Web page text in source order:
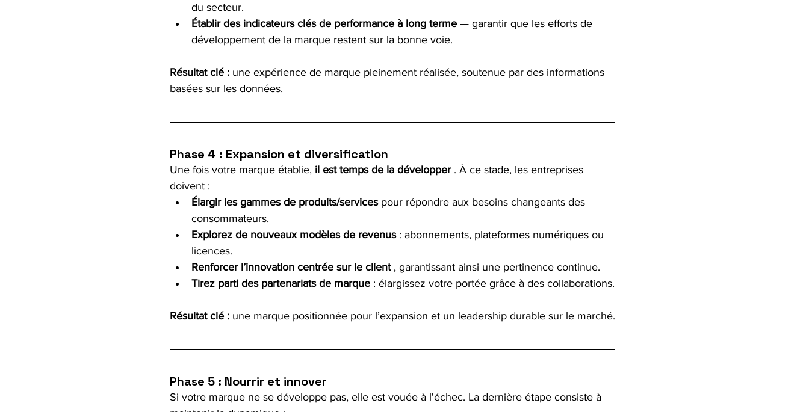
du secteur.
Établir des indicateurs clés de performance à long terme — garantir que les efforts de
développement de la marque restent sur la bonne voie.
Résultat clé : une expérience de marque pleinement réalisée, soutenue par des informations
basées sur les données.
Phase 4 : Expansion et diversification
Une fois votre marque établie, il est temps de la développer . À ce stade, les entreprises
doivent :
Élargir les gammes de produits/services pour répondre aux besoins changeants des
consommateurs.
Explorez de nouveaux modèles de revenus : abonnements, plateformes numériques ou
licences.
Renforcer l’innovation centrée sur le client , garantissant ainsi une pertinence continue.
Tirez parti des partenariats de marque : élargissez votre portée grâce à des collaborations.
Résultat clé : une marque positionnée pour l’expansion et un leadership durable sur le marché.
Phase 5 : Nourrir et innover
Si votre marque ne se développe pas, elle est vouée à l'échec. La dernière étape consiste à